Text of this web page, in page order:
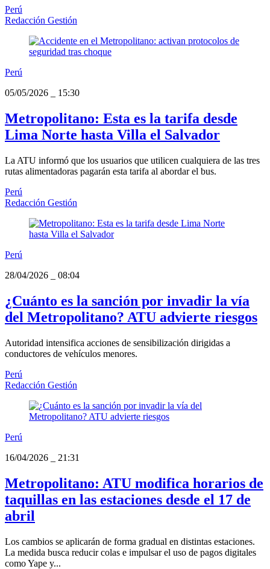
Perú
Redacción Gestión
Perú
05/05/2026
15:30
Metropolitano: Esta es la tarifa desde
Lima Norte hasta Villa el Salvador
La ATU informó que los usuarios que utilicen cualquiera de las tres
rutas alimentadoras pagarán esta tarifa al abordar el bus.
Perú
Redacción Gestión
Perú
28/04/2026
08:04
¿Cuánto es la sanción por invadir la vía
del Metropolitano? ATU advierte riesgos
Autoridad intensifica acciones de sensibilización dirigidas a
conductores de vehículos menores.
Perú
Redacción Gestión
Perú
16/04/2026
21:31
Metropolitano: ATU modifica horarios de
taquillas en las estaciones desde el 17 de
abril
Los cambios se aplicarán de forma gradual en distintas estaciones.
La medida busca reducir colas e impulsar el uso de pagos digitales
como Yape y...